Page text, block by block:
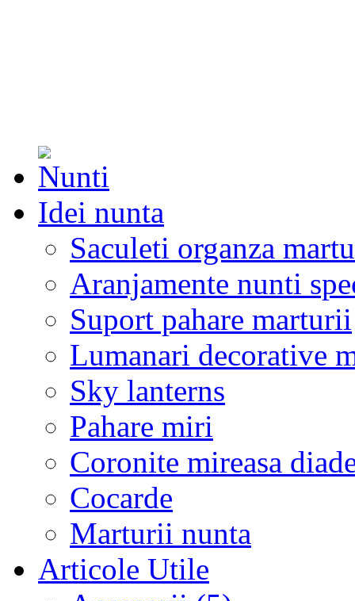
Idei nunta
Saculeti organza
Aranjamente nunti
Suport pahare marturii
Lumanari decorative
Sky lanterns
Pahare miri
Coronite mireasa
Cocarde
Marturii nunta
Articole Utile